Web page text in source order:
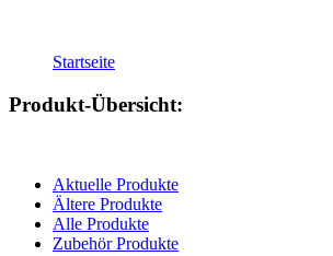
Startseite
Produkt-Übersicht:
Aktuelle Produkte
Ältere Produkte
Alle Produkte
Zubehör Produkte